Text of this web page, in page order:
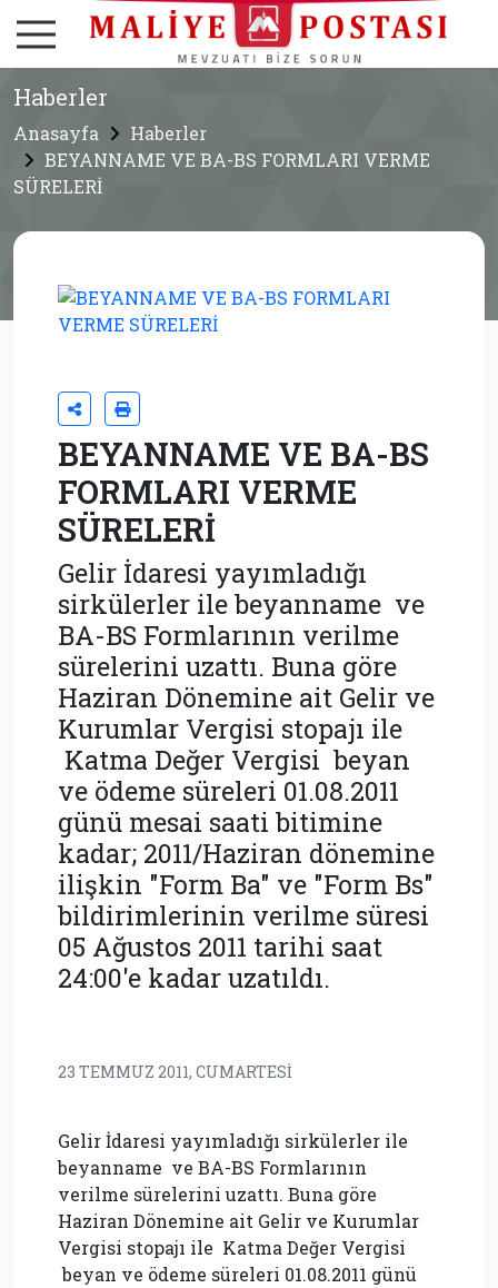
Haberler
Anasayfa
Haberler
BEYANNAME VE BA-BS FORMLARI VERME
SÜRELERİ
BEYANNAME VE BA-BS
FORMLARI VERME
SÜRELERİ
Gelir İdaresi yayımladığı
sirkülerler ile beyanname ve
BA-BS Formlarının verilme
sürelerini uzattı. Buna göre
Haziran Dönemine ait Gelir ve
Kurumlar Vergisi stopajı ile
Katma Değer Vergisi beyan
ve ödeme süreleri 01.08.2011
günü mesai saati bitimine
kadar; 2011/Haziran dönemine
ilişkin "Form Ba" ve "Form Bs"
bildirimlerinin verilme süresi
05 Ağustos 2011 tarihi saat
24:00'e kadar uzatıldı.
23 TEMMUZ 2011, CUMARTESI
Gelir İdaresi yayımladığı sirkülerler ile
beyanname ve BA-BS Formlarının
verilme sürelerini uzattı. Buna göre
Haziran Dönemine ait Gelir ve Kurumlar
Vergisi stopajı ile Katma Değer Vergisi
beyan ve ödeme süreleri 01.08.2011 günü